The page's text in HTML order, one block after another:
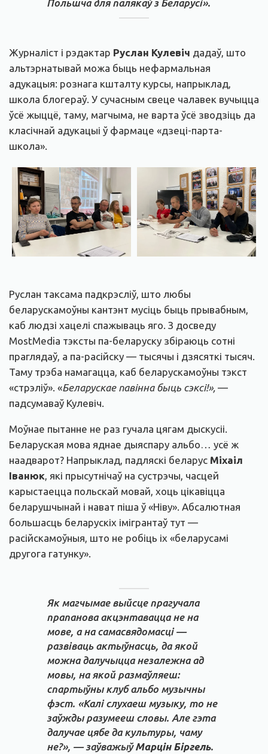
Польшча для палякаў з Беларусі».
Журналіст і рэдактар Руслан Кулевіч дадаў, што
альтэрнатывай можа быць нефармальная
адукацыя: рознага кшталту курсы, напрыклад,
школа блогераў. У сучасным свеце чалавек вучыцца
ўсё жыццё, таму, магчыма, не варта ўсё зводзіць да
класічнай адукацыі ў фармаце «дзеці-парта-
школа».
Руслан таксама падкрэсліў, што любы
беларускамоўны кантэнт мусіць быць прывабным,
каб людзі хацелі спажываць яго. З досведу
MostMedia тэксты па-беларуску збіраюць сотні
праглядаў, а па-расійску — тысячы і дзясяткі тысяч.
Таму трэба намагацца, каб беларускамоўны тэкст
«стрэліў». «Беларускае павінна быць сэксі!», —
падсумаваў Кулевіч.
Моўнае пытанне не раз гучала цягам дыскусіі.
Беларуская мова яднае дыяспару альбо… усё ж
наадварот? Напрыклад, падляскі беларус Міхаіл
Іванюк, які прысутнічаў на сустрэчы, часцей
карыстаецца польскай мовай, хоць цікавіцца
беларушчынай і нават піша ў «Ніву». Абсалютная
большасць беларускіх імігрантаў тут —
расійскамоўныя, што не робіць іх «беларусамі
другога гатунку».
Як магчымае выйсце прагучала
прапанова акцэнтавацца не на
мове, а на самасвядомасці —
развіваць актыўнасць, да якой
можна далучыцца незалежна ад
мовы, на якой размаўляеш:
спартыўны клуб альбо музычны
фэст. «Калі слухаеш музыку, то не
заўжды разумееш словы. Але гэта
далучае цябе да культуры, чаму
не?», — заўважыўМарцін Біргель.